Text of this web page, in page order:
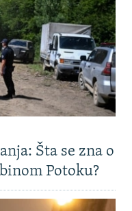
Šta se zna o
Potoku?